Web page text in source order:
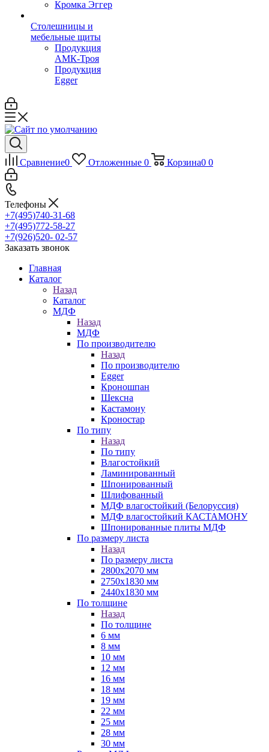
Кромка Эггер
Столешницы и
мебельные щиты
Продукция
АМК-Троя
Продукция
Egger
Сравнение0 Отложенные 0 Корзина0 0
Телефоны
+7(495)740-31-68
+7(495)772-58-27
+7(926)520- 02-57
Заказать звонок
Главная
Каталог
Назад
Каталог
МДФ
Назад
МДФ
По производителю
Назад
По производителю
Egger
Кроношпан
Шексна
Кастамону
Кроностар
По типу
Назад
По типу
Влагостойкий
Ламинированный
Шпонированный
Шлифованный
МДФ влагостойкий (Белоруссия)
МДФ влагостойкий КАСТАМОНУ
Шпонированные плиты МДФ
По размеру листа
Назад
По размеру листа
2800х2070 мм
2750х1830 мм
2440х1830 мм
По толщине
Назад
По толщине
6 мм
8 мм
10 мм
12 мм
16 мм
18 мм
19 мм
22 мм
25 мм
28 мм
30 мм